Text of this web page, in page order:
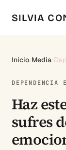
SILVIA
Inicio›Media›
DEPENDENCIA
Haz
sufres